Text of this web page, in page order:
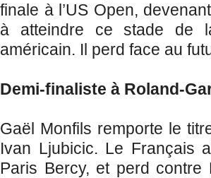
finale à l’US Open,
à atteindre ce stade de
américain. Il perd face au
Demi-finaliste à Roland-
Gaël Monfils remporte le
Ivan Ljubicic. Le Français
Paris Bercy, et perd contre